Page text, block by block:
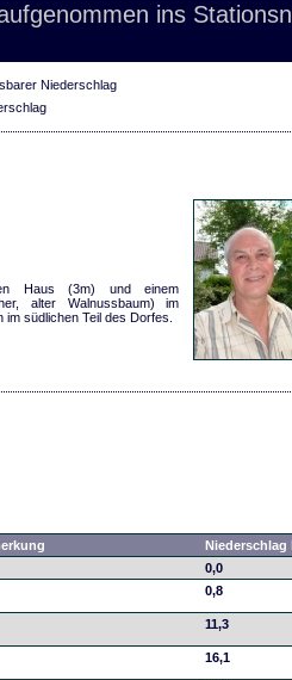
ins
Niederschlag
Haus (3m) und einem
alter Walnussbaum) im
südlichen Teil des Dorfes.
0,0
0,8
11,3
16,1